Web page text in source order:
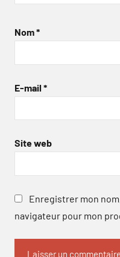
Nom*
E-mail *
Site web
Enregistrer mon
navigateur pour mon